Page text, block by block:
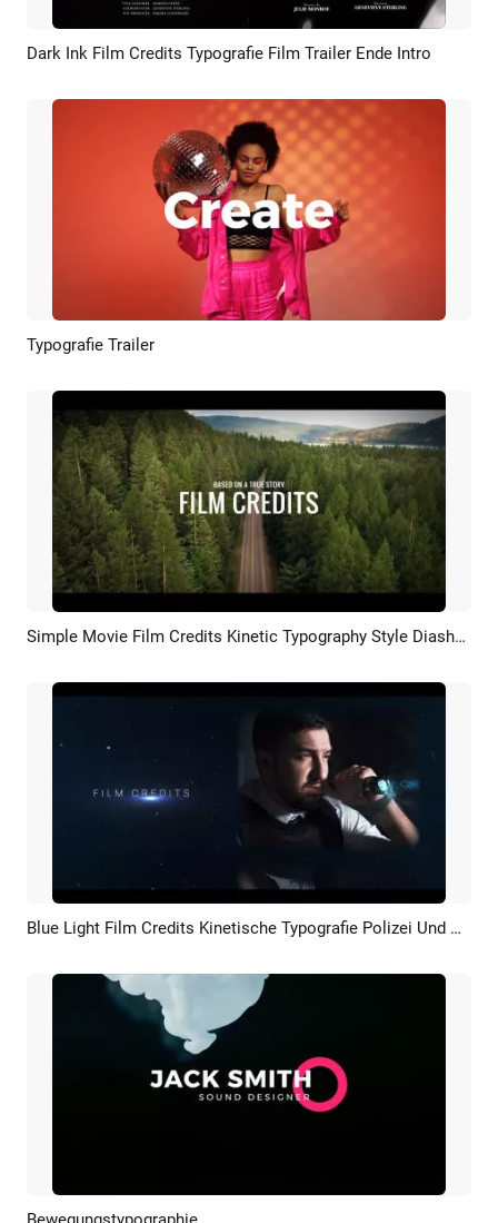
Vorschau Anpassen
Dark Ink Film Credits Typografie Film Trailer Ende Intro
Typografie Trailer
Vorschau KI Erstellen Simple Movie Film Credits Kinetic Typography Style Diashow Trailer Video Intro
Vorschau KI Erstellen Blue Light Film Credits Kinetische Typografie Polizei Und Gangster Film Trailer Intro